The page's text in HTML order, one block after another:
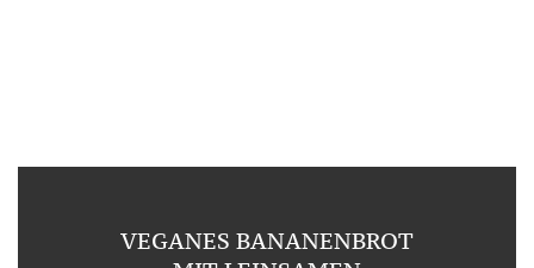
VEGANES BANANENBROT